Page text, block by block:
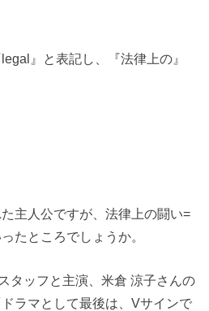
』と表記し、『法律上の』
主人公ですが、法律上の闘い=
たところでしょうか。
タッフと主演、米倉 涼子さんの
ラマとして最後は、Vサインで